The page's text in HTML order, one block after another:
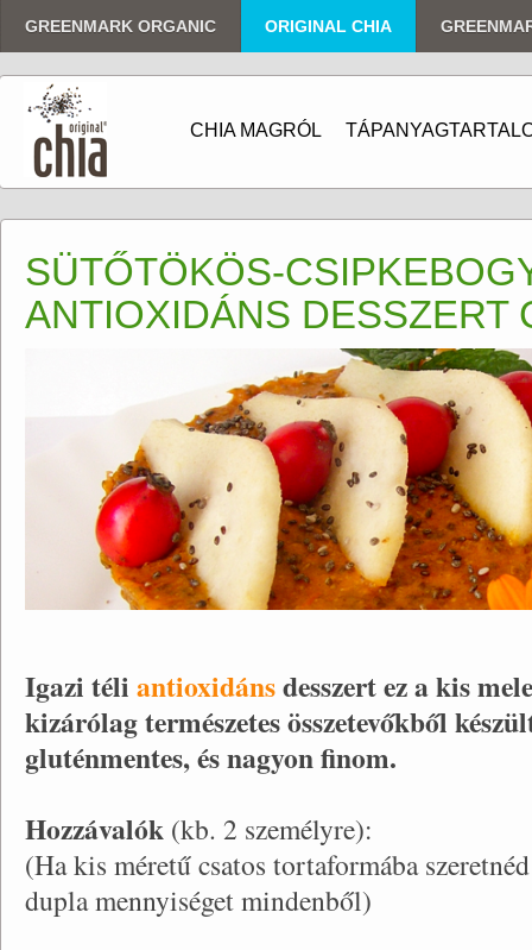
GREENMARK ORGANIC ORIGINAL CHIA
CHIA MAGRÓL
SÜTŐTÖKÖS-
ANTIOXIDÁNS DESSZERT
Igazi téli antioxidánsdesszert ez a kis
kizárólag természetes összetevőkből
gluténmentes, és nagyon finom.
Hozzávalók (kb. 2 személyre):
(Ha kis méretű csatos tortaformába
dupla mennyiséget mindenből)